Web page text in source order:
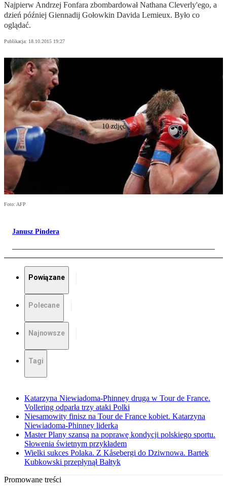
Najpierw Andrzej Fonfara zbombardował Nathana Cleverly'ego, a
dzień później Giennadij Gołowkin Davida Lemieux. Było co
oglądać.
Publikacja: 18.10.2015 19:27
10 zdjęć
Foto: AFP
Janusz Pindera
Powiązane
Polecane
Najnowsze
Tagi
Katarzyna Niewiadoma-Phinney druga w Tour de France.
Vollering odparła trzy ataki Polki
Niesamowity finisz na Tour de France kobiet. Katarzyna
Niewiadoma-Phinney liderką
Master Plany szansą na poprawę kondycji polskiego sportu.
Słowenia świetnym przykładem
Wielki sukces Polaka. Z Kåsebergi do Dziwnowa. Bartek
Kubkowski przepłynął Bałtyk
Promowane treści